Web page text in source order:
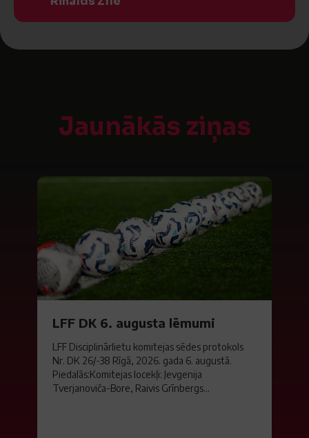
Jaunākās ziņas
LFF DK 6. augusta lēmumi
LFF Disciplinārlietu komitejas sēdes protokols
Nr. DK 26/-38 Rīgā, 2026. gada 6. augustā.
Piedalās:Komitejas locekļi: Jevgenija
Tverjanoviča-Bore, Raivis Grīnbergs...